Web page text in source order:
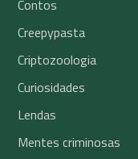
Contos
Creepypasta
Criptozoologia
Curiosidades
Lendas
Mentes criminosas